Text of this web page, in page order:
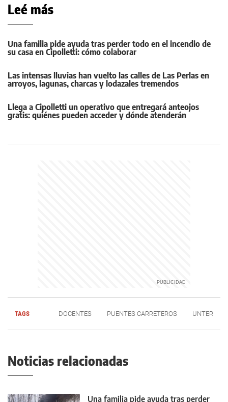
Leé más
Una familia pide ayuda tras perder todo en el incendio de
su casa en Cipolletti: cómo colaborar
Las intensas lluvias han vuelto las calles de Las Perlas en
arroyos, lagunas, charcas y lodazales tremendos
Llega a Cipolletti un operativo que entregará anteojos
gratis: quiénes pueden acceder y dónde atenderán
TAGS DOCENTES PUENTES CARRETEROS UNTER
Noticias relacionadas
Una familia pide ayuda tras perder